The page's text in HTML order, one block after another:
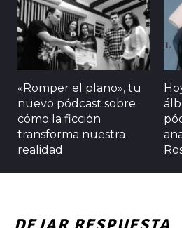
«Romper el plano», tu
nuevo pódcast sobre
cómo la ficción
transforma nuestra
realidad